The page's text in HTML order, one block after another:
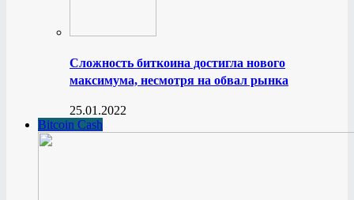
Сложность биткоина достигла нового
максимума, несмотря на обвал рынка
25.01.2022
Bitcoin Cash